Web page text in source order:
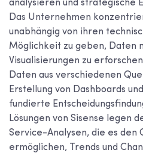
analysieren und strategische
Das Unternehmen
unabhängig von ihren
Möglichkeit zu geben, Daten
Visualisierungen zu
Daten aus verschiedenen
Erstellung von Dashboards
fundierte
Lösungen von Sisense legen
Service-Analysen, die es den
ermöglichen, Trends und